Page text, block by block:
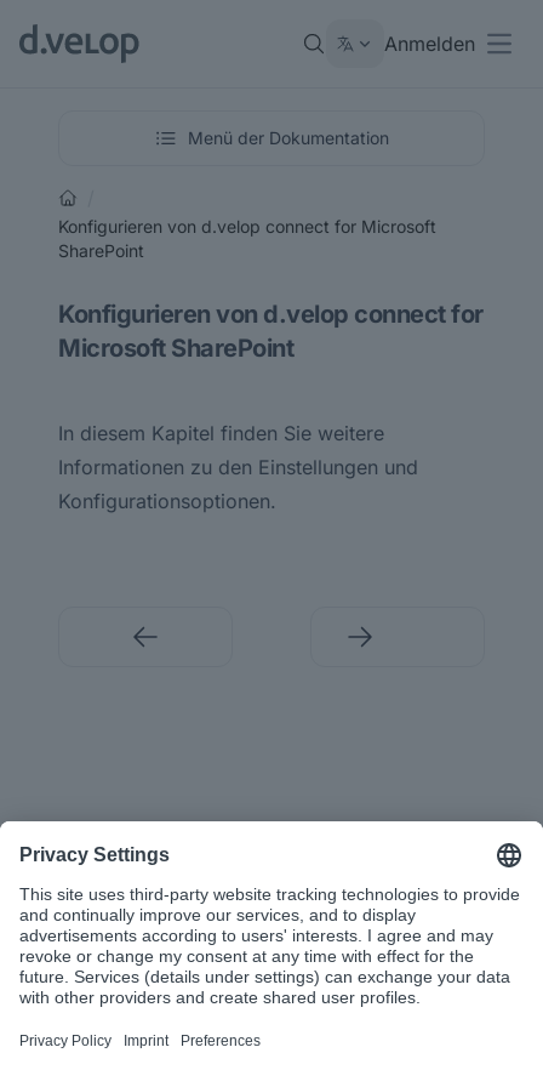
Anmelden
Menü der Dokumentation
Konfigurieren von d.velop connect for Microsoft
SharePoint
Konfigurieren von d.velop connect for
Microsoft SharePoint
In diesem Kapitel finden Sie weitere
Informationen zu den Einstellungen und
Konfigurationsoptionen.